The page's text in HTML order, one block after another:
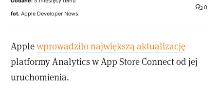
0
fot. Apple Developer News
Applewprowadziło największą aktualizację
platformy Analytics w App Store Connect od jej
uruchomienia.